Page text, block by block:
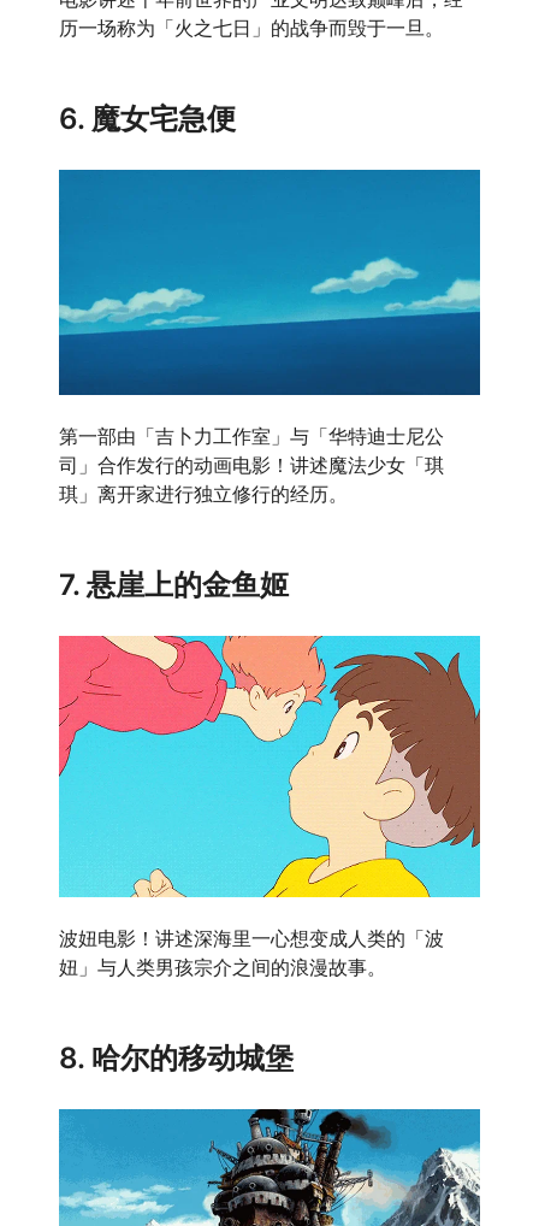
历一场称为「火之七日」的战争而毁于一旦。
6. 魔女宅急便
第一部由「吉卜力工作室」与「华特迪士尼公
司」合作发行的动画电影！讲述魔法少女「琪
琪」离开家进行独立修行的经历。
7. 悬崖上的金鱼姬
波妞电影！讲述深海里一心想变成人类的「波
妞」与人类男孩宗介之间的浪漫故事。
8. 哈尔的移动城堡